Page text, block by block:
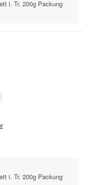
i. Tr. 200g Packung
i. Tr. 200g Packung